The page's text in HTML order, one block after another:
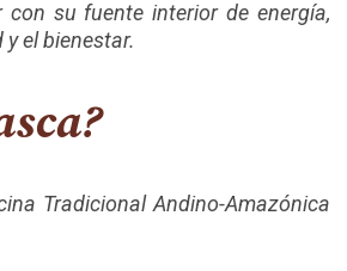
su fuente interior de energía,
el bienestar.
Tradicional Andino-Amazónica